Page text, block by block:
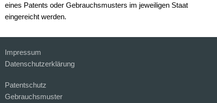
eines Patents oder Gebrauchsmusters im jeweiligen Staat
eingereicht werden.
Impressum
Datenschutzerklärung
Patentschutz
Gebrauchsmuster